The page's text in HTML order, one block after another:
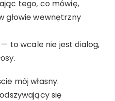
tego, co mówię,
głowie wewnętrzny
to wcale nie jest dialog,
mój własny.
się